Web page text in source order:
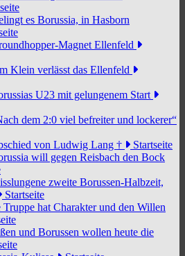
es Borussia, in Hasborn
Magnet Ellenfeld
Klein verlässt das Ellenfeld
U23 mit gelungenem Start
dem 2:0 viel befreiter und lockerer“
von Ludwig Lang †
Startseite
will gegen Reisbach den Bock
zweite Borussen-Halbzeit,
Startseite
Truppe hat Charakter und den Willen
und Borussen wollen heute die